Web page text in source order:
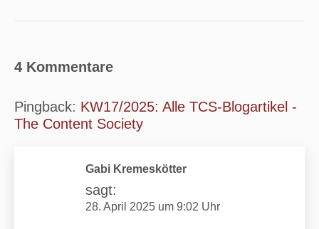
4 Kommentare
Pingback: KW17/2025: Alle TCS-Blogartikel -
The Content Society
Gabi Kremeskötter
sagt:
28. April 2025 um 9:02 Uhr